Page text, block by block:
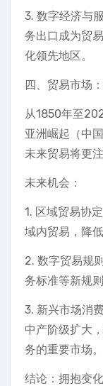
3. 数字经济与
务出口成为贸
化领先地区。
四、贸易市场
从1850年至
亚洲崛起（中
未来贸易将更
未来机会：
1. 区域贸易协
域内贸易，降
2. 数字贸易规
务标准等新规
3. 新兴市场消
中产阶级扩大
务的重要市场。
结论：拥抱变